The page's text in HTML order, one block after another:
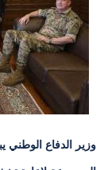
وزير الدفاع الوطني